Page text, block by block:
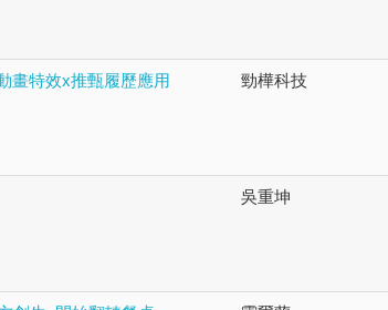
畫特效x推甄履歷應用 勁樺科技
吳重坤